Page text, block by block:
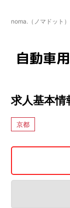
noma.（ノマドット
自動車
求人基本情
京都